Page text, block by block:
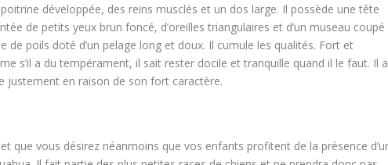
développée, des reins musclés et un dos large. Il possède une tête
de petits yeux brun foncé, d’oreilles triangulaires et d’un museau
de poils doté d’un pelage long et doux. Il cumule les qualités. Fort et
s’il a du tempérament, il sait rester docile et tranquille quand il le faut. Il a
justement en raison de son fort caractère.
que vous désirez néanmoins que vos enfants profitent de la présence